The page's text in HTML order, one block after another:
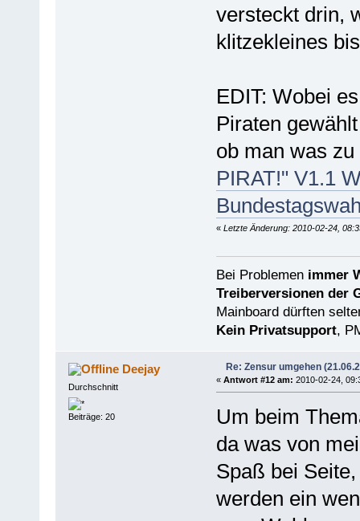
versteckt drin,
klitzekleines
EDIT: Wobei
Piraten
ob man was
PIRAT!" V1.1
« Letzte Änderung: 2010-02-24,
Bei Problemen immer
Treiberversionen der
Mainboard dürften
Kein Privatsupport,
Deejay
Durchschnitt
Beiträge: 20
Re: Zensur umgehen
« Antwort #12 am: 2010-02-24,
Um beim
da was von
Spaß bei
werden ein